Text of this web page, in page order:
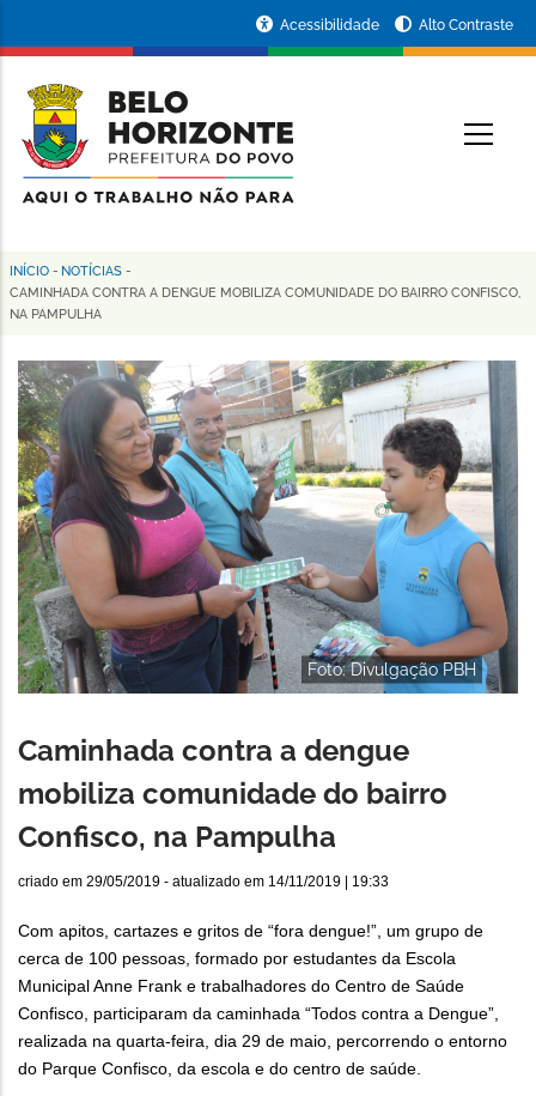
conteúdo
principal
da
Prefeitura
de
Horizonte
Acessibilidade Alto Contraste
Trilha
de
navegação
INÍCIO - NOTÍCIAS -
CAMINHADA CONTRA A DENGUE MOBILIZA COMUNIDADE DO BAIRRO CONFISCO,
NA PAMPULHA
Foto: Divulgação PBH
Caminhada contra a dengue
mobiliza comunidade do bairro
Confisco, na Pampulha
criado em 29/05/2019 - atualizado em 14/11/2019 | 19:33
Com apitos, cartazes e gritos de “fora dengue!”, um grupo de
cerca de 100 pessoas, formado por estudantes da Escola
Municipal Anne Frank e trabalhadores do Centro de Saúde
Confisco, participaram da caminhada “Todos contra a Dengue”,
realizada na quarta-feira, dia 29 de maio, percorrendo o entorno
do Parque Confisco, da escola e do centro de saúde.